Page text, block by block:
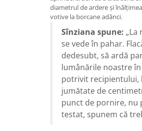
diametrul de ardere și
votive la borcane adânci.
Sînziana spune:
se vede în pahar.
dedesubt, să ardă
lumânările noastre
potrivit recipientului,
jumătate de
punct de pornire, nu
testat, spunem că